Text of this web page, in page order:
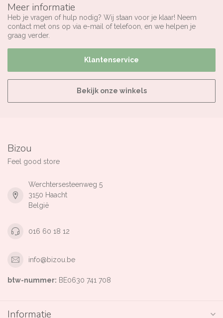
Meer informatie
Heb je vragen of hulp nodig? Wij staan voor je klaar! Neem
contact met ons op via e-mail of telefoon, en we helpen je
graag verder.
Klantenservice
Bekijk onze winkels
Bizou
Feel good store
Werchtersesteenweg 5
3150 Haacht
België
016 60 18 12
info@bizou.be
btw-nummer: BE0630 741 708
Informatie